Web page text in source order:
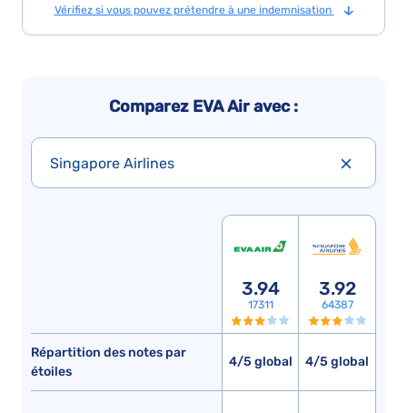
Vérifiez si vous pouvez prétendre à une indemnisation
Comparez EVA Air avec :
Singapore Airlines
Répartition des notes par
étoiles
3.94
17311
4/5 global
3.92
64387
4/5 global